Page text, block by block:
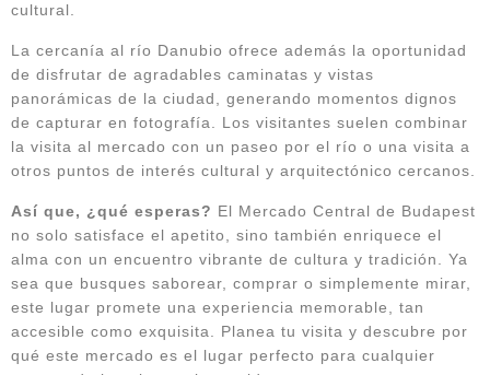
cultural.
La cercanía al río Danubio ofrece además la oportunidad
de disfrutar de agradables caminatas y vistas
panorámicas de la ciudad, generando momentos dignos
de capturar en fotografía. Los visitantes suelen combinar
la visita al mercado con un paseo por el río o una visita a
otros puntos de interés cultural y arquitectónico cercanos.
Así que, ¿qué esperas? El Mercado Central de Budapest
no solo satisface el apetito, sino también enriquece el
alma con un encuentro vibrante de cultura y tradición. Ya
sea que busques saborear, comprar o simplemente mirar,
este lugar promete una experiencia memorable, tan
accesible como exquisita. Planea tu visita y descubre por
qué este mercado es el lugar perfecto para cualquier